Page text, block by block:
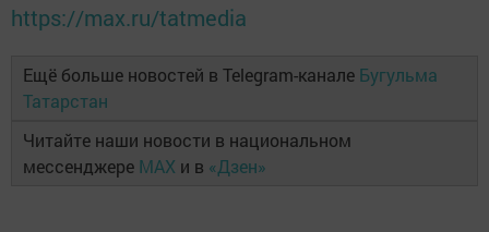
https://max.ru/tatmedia
Ещё больше новостей в Telegram-канале Бугульма
Татарстан
Читайте наши новости в национальном
мессенджере MAX и в «Дзен»